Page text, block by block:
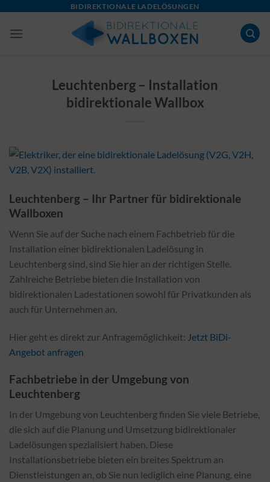
content
BIDIREKTIONALE LADELÖSUNGEN
Leuchtenberg – Installation
bidirektionale Wallbox
Leuchtenberg – Ihr Partner für bidirektionale
Wallboxen
Wenn Sie auf der Suche nach einem Fachbetrieb für die
Installation einer bidirektionalen Ladelösung in
Leuchtenberg sind, sind Sie hier an der richtigen Stelle.
Zahlreiche Betriebe bieten die Installation von
bidirektionalen Ladestationen sowohl für Privatkunden als
auch für Unternehmen an.
Hier geht es direkt zur Anfragemöglichkeit: Jetzt BiDi-
Angebot anfragen
Fachbetriebe in der Umgebung von
Leuchtenberg
In der Umgebung von Leuchtenberg finden Sie viele Betriebe,
die sich auf die Planung und Umsetzung bidirektionaler
Ladelösungen spezialisiert haben. Diese
Installationsbetriebe bieten ein breites Spektrum an
Dienstleistungen an, ob Sie nun lediglich eine Planung, eine